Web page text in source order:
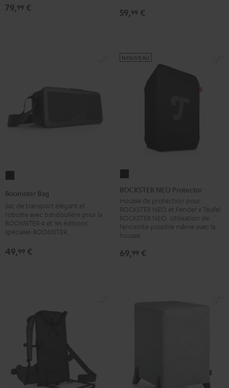
79,99 € 59,99 €
Boomster Bag
Sac de transport élégant et
robuste avec bandoulière pour la
BOOMSTER 4 et les éditions
spéciales BOOMSTER.
49,99 €
NEO
Protector
Noir
ROCKSTER NEO Protector
Housse de protection pour
ROCKSTER NEO et Fender x Teufel
ROCKSTER NEO. Utilisation de
l’enceinte possible même avec la
housse.
NOUVEAU
69,99 €